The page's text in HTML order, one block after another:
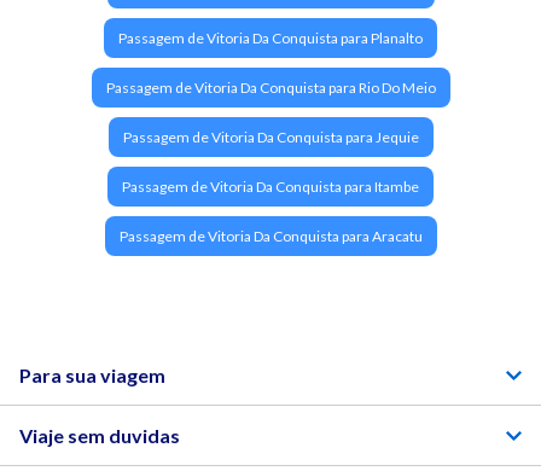
Passagem de Vitoria Da Conquista para Planalto
Passagem de Vitoria Da Conquista para Rio Do Meio
Passagem de Vitoria Da Conquista para Jequie
Passagem de Vitoria Da Conquista para Itambe
Passagem de Vitoria Da Conquista para Aracatu
Para sua viagem
Viaje sem duvidas